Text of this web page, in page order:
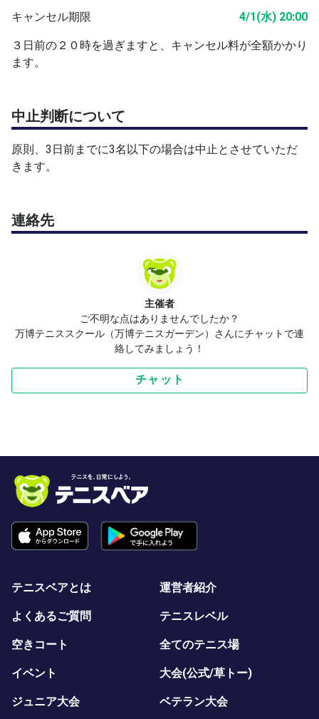
キャンセル期限 4/1(水) 20:00
３日前の２０時を過ぎますと、キャンセル料が全額かかり
ます。
中止判断について
原則、3日前までに3名以下の場合は中止とさせていただ
きます。
連絡先
主催者
ご不明な点はありませんでしたか？
万博テニススクール（万博テニスガーデン）さんにチャットで連
絡してみましょう！
チャット
テニスベアとは 運営者紹介
よくあるご質問 テニスレベル
空きコート 全てのテニス場
イベント 大会(公式/草トー)
ジュニア大会 ベテラン大会